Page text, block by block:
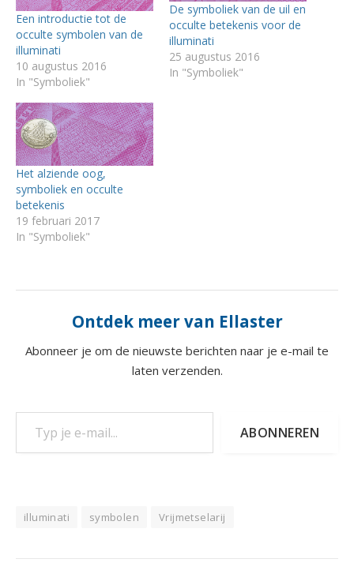
Een introductie tot de
occulte symbolen van de
illuminati
10 augustus 2016
In "Symboliek"
De symboliek van de uil en
occulte betekenis voor de
illuminati
25 augustus 2016
In "Symboliek"
Het alziende oog,
symboliek en occulte
betekenis
19 februari 2017
In "Symboliek"
Ontdek meer van Ellaster
Abonneer je om de nieuwste berichten naar je e-mail te
laten verzenden.
Typ je e-mail...
ABONNEREN
illuminati symbolen Vrijmetselarij